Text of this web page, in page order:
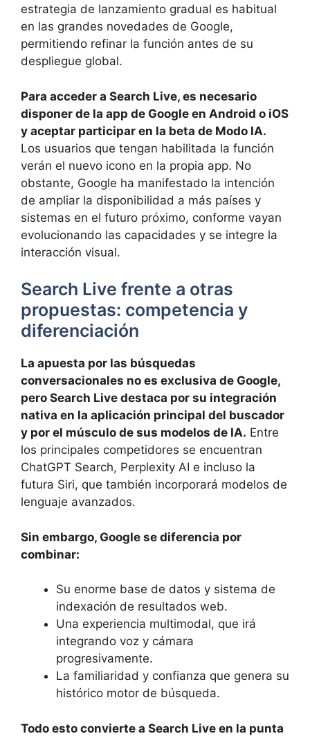
estrategia de lanzamiento gradual es habitual
en las grandes novedades de Google,
permitiendo refinar la función antes de su
despliegue global.
Para acceder a Search Live, es necesario
disponer de la app de Google en Android o iOS
y aceptar participar en la beta de Modo IA.
Los usuarios que tengan habilitada la función
verán el nuevo icono en la propia app. No
obstante, Google ha manifestado la intención
de ampliar la disponibilidad a más países y
sistemas en el futuro próximo, conforme vayan
evolucionando las capacidades y se integre la
interacción visual.
Search Live frente a otras
propuestas: competencia y
diferenciación
La apuesta por las búsquedas
conversacionales no es exclusiva de Google,
pero Search Live destaca por su integración
nativa en la aplicación principal del buscador
y por el músculo de sus modelos de IA. Entre
los principales competidores se encuentran
ChatGPT Search, Perplexity AI e incluso la
futura Siri, que también incorporará modelos de
lenguaje avanzados.
Sin embargo, Google se diferencia por
combinar:
Su enorme base de datos y sistema de
indexación de resultados web.
Una experiencia multimodal, que irá
integrando voz y cámara
progresivamente.
La familiaridad y confianza que genera su
histórico motor de búsqueda.
Todo esto convierte a Search Live en la punta